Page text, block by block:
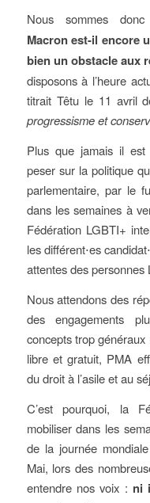
Nous sommes donc
Macron est-il encore
bien un obstacle aux
disposons à l’heure
titrait Têtu le 11 avril
progressisme et
Plus que jamais il est
peser sur la politique
parlementaire, par le
dans les semaines à
Fédération LGBTI+
les différent⋅es
attentes des personnes
Nous attendons des
des engagements
concepts trop généraux
libre et gratuit, PMA
du droit à l’asile et au
C’est pourquoi, la
mobiliser dans les
de la journée
Mai, lors des
entendre nos voix : ni